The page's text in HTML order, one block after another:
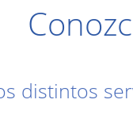
distintos